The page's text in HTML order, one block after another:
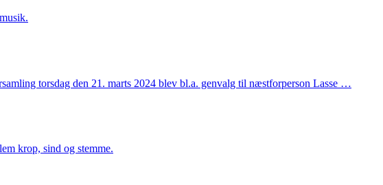
torsdag den 21. marts 2024 blev bl.a. genvalg til næstforperson Lasse …
krop, sind og stemme.